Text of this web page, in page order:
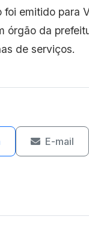
foi emitido para
órgão da
de serviços.
E-mail